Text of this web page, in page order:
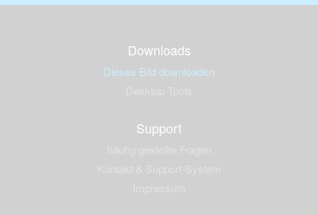
Downloads
Dieses Bild downloaden
Support